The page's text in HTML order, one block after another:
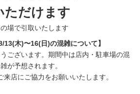
ただけます
場で引取いたします
13(木)〜16(日)の混雑について】
ございます。期間中は店内・駐車場の混
雑が予想されます。
来店にご協力をお願いいたします。